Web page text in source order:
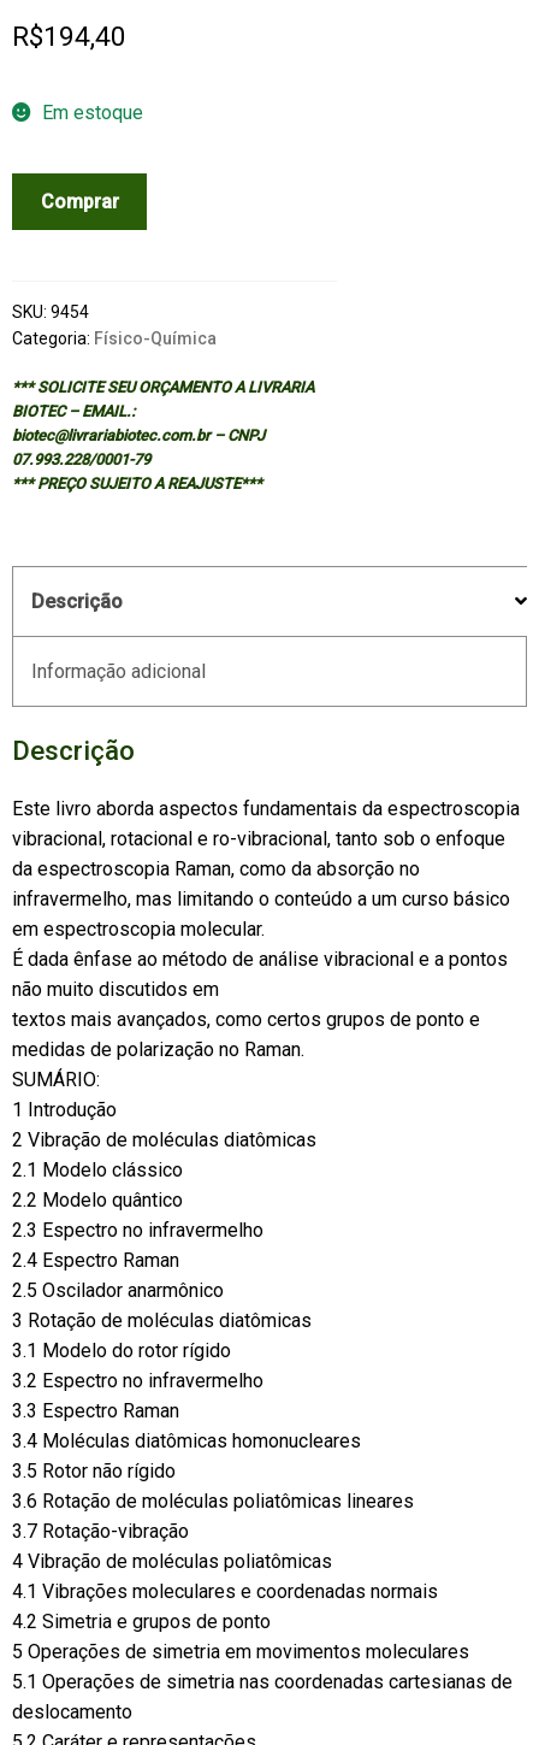
R$194,40
Em estoque
FUNDAMENTOS
E
NO
2/ED
quantidade
Comprar
SKU: 9454
Categoria: Físico-Química
*** SOLICITE SEU ORÇAMENTO A LIVRARIA
BIOTEC – EMAIL.:
biotec@livrariabiotec.com.br – CNPJ
07.993.228/0001-79
*** PREÇO SUJEITO A REAJUSTE***
Descrição
Informação adicional
Descrição
Este livro aborda aspectos fundamentais da espectroscopia
vibracional, rotacional e ro-vibracional, tanto sob o enfoque
da espectroscopia Raman, como da absorção no
infravermelho, mas limitando o conteúdo a um curso básico
em espectroscopia molecular.
É dada ênfase ao método de análise vibracional e a pontos
não muito discutidos em
textos mais avançados, como certos grupos de ponto e
medidas de polarização no Raman.
SUMÁRIO:
1 Introdução
2 Vibração de moléculas diatômicas
2.1 Modelo clássico
2.2 Modelo quântico
2.3 Espectro no infravermelho
2.4 Espectro Raman
2.5 Oscilador anarmônico
3 Rotação de moléculas diatômicas
3.1 Modelo do rotor rígido
3.2 Espectro no infravermelho
3.3 Espectro Raman
3.4 Moléculas diatômicas homonucleares
3.5 Rotor não rígido
3.6 Rotação de moléculas poliatômicas lineares
3.7 Rotação-vibração
4 Vibração de moléculas poliatômicas
4.1 Vibrações moleculares e coordenadas normais
4.2 Simetria e grupos de ponto
5 Operações de simetria em movimentos moleculares
5.1 Operações de simetria nas coordenadas cartesianas de
deslocamento